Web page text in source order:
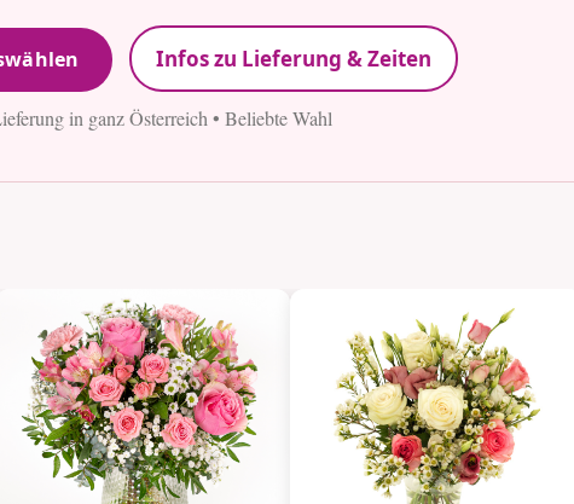
Infos zu Lieferung & Zeiten
in ganz Österreich • Beliebte Wahl